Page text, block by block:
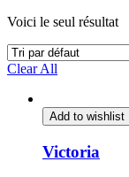
Voici le seul résultat
Clear All
Add to wishlist
Victoria